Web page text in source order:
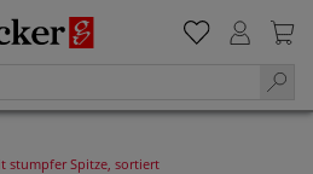
stumpfer Spitze, sortiert